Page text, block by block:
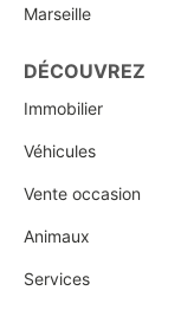
Marseille
DÉCOUVREZ
Immobilier
Véhicules
Vente occasion
Animaux
Services